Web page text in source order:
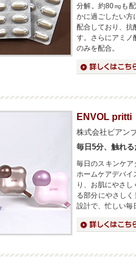
分解。約80㎎も
かに過ごしたい方
配合しており、抗
す。さらにアミノ
のみを配合。
詳細はこちら
ENVOL pritti
株式会社ビアン
毎日5分、触れ
毎日のスキンケア
ホームケアデバイ
り、お肌にやさ
る部分にやさし
設計で、忙しい毎
詳細はこちら